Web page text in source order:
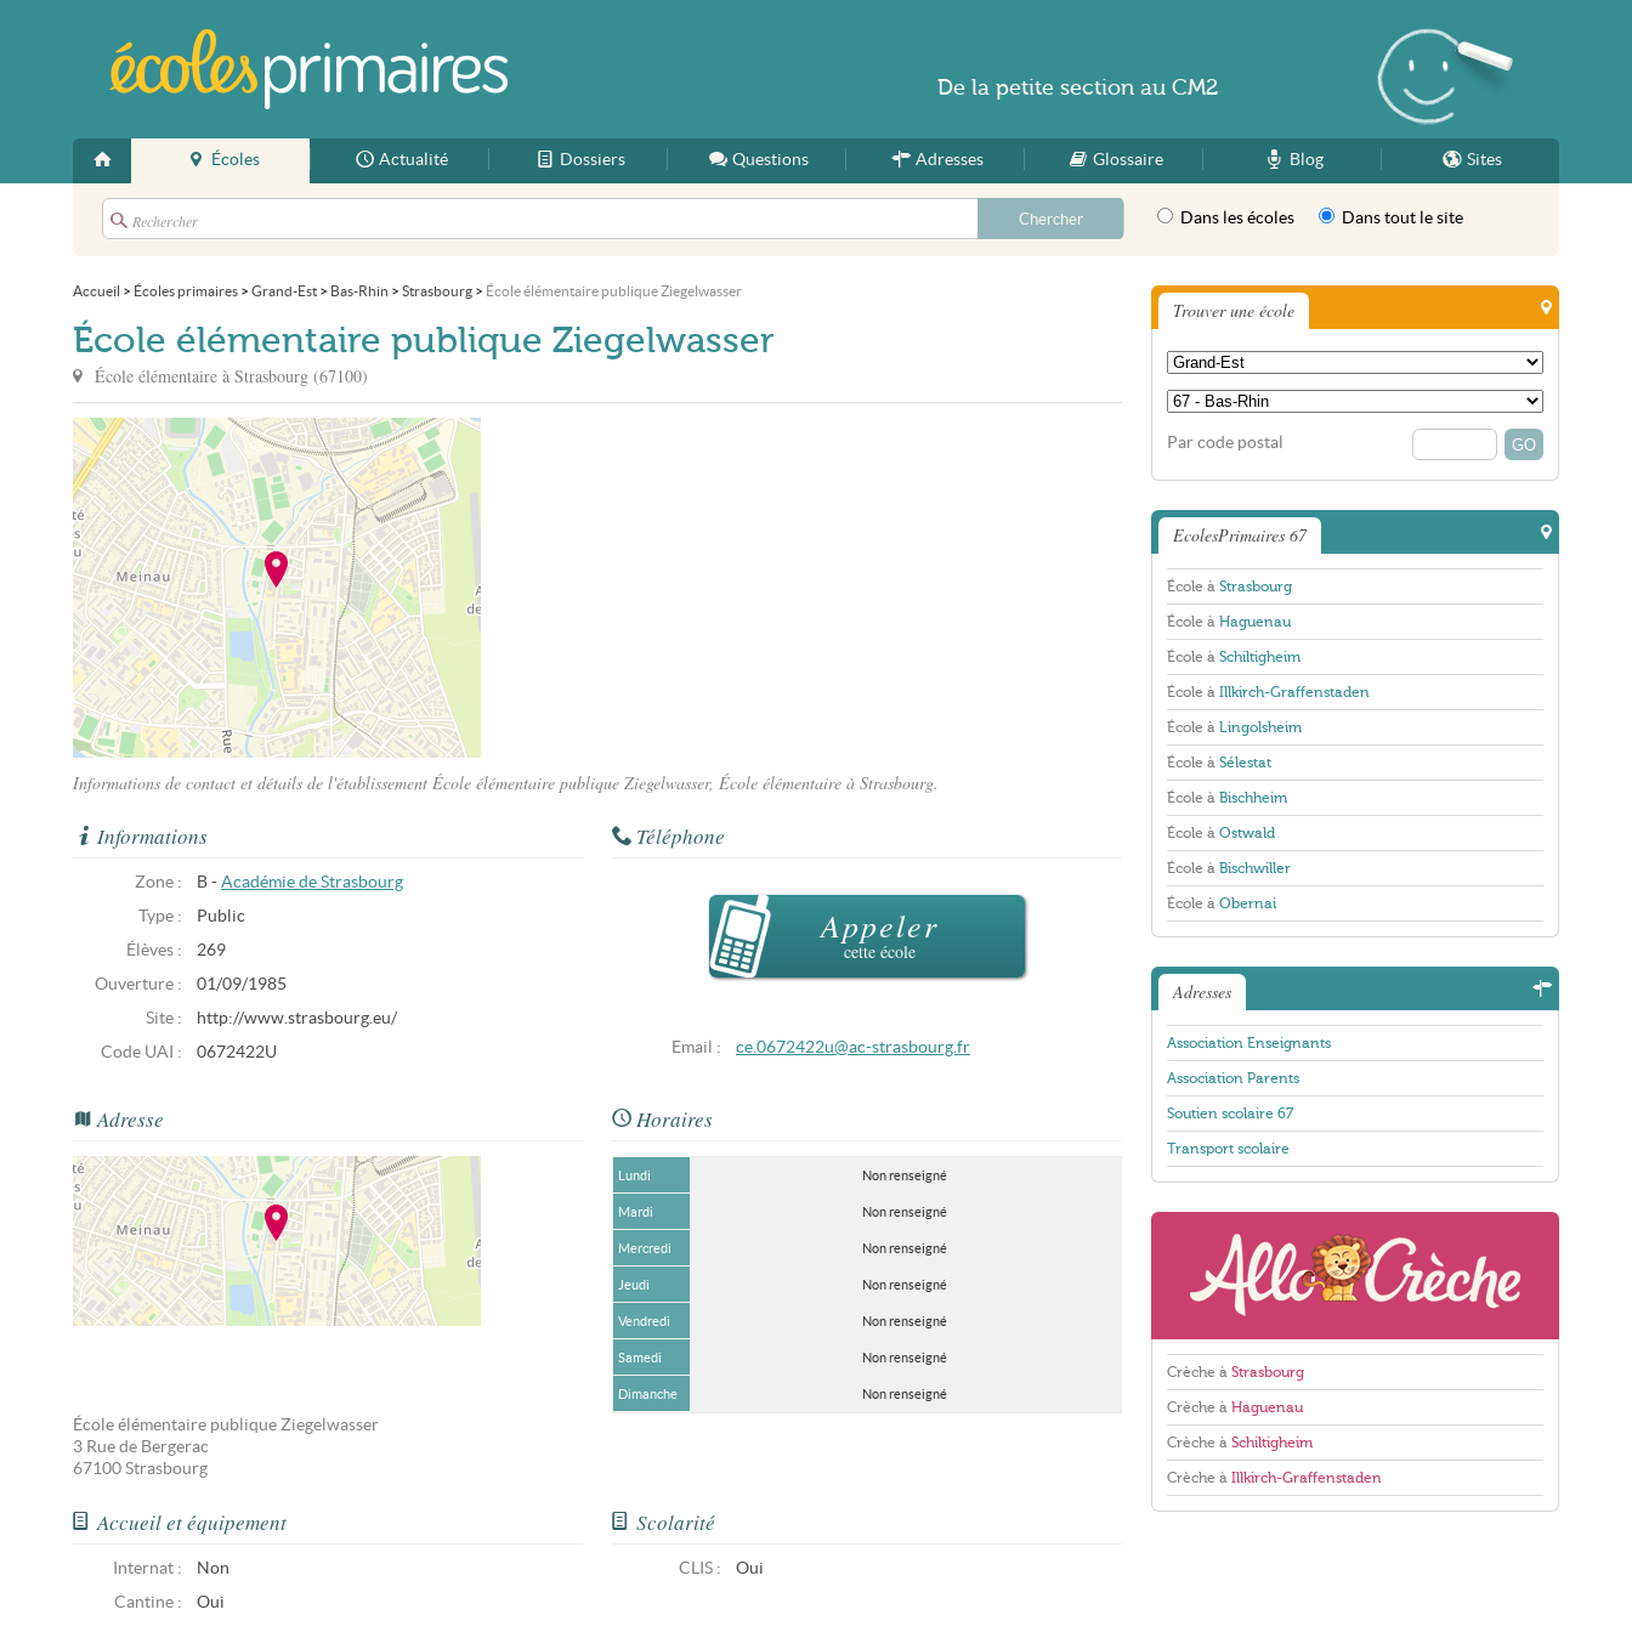
Accueil
Écoles Actualité Dossiers Questions Adresses Glossaire Blog Sites
Dans les écoles Dans tout le site
Accueil > Écoles primaires > Grand-Est > Bas-Rhin > Strasbourg > École élémentaire publique Ziegelwasser
École élémentaire publique Ziegelwasser
École élémentaire à Strasbourg (67100)
Informations de contact et détails de l'établissement École élémentaire publique Ziegelwasser, École élémentaire à Strasbourg.
Informations
Zone : B - Académie de Strasbourg
Type :
Public
Élèves :
269
Ouverture :
01/09/1985
Site :
http://www.strasbourg.eu/
Code UAI :
0672422U
Téléphone
Appeler
cette école
Email : ce.0672422u@ac-strasbourg.fr
Adresse
École élémentaire publique Ziegelwasser
3 Rue de Bergerac
67100 Strasbourg
Horaires
Lundi Non renseigné
Mardi Non renseigné
Mercredi Non renseigné
Jeudi Non renseigné
Vendredi Non renseigné
Samedi Non renseigné
Dimanche Non renseigné
Accueil et équipement
Internat :
Non
Cantine :
Oui
Scolarité
CLIS : Oui
Trouver une école
Par code postal
EcolesPrimaires 67
École à Strasbourg
École à Haguenau
École à Schiltigheim
École à Illkirch-Graffenstaden
École à Lingolsheim
École à Sélestat
École à Bischheim
École à Ostwald
École à Bischwiller
École à Obernai
Adresses
Association Enseignants
Association Parents
Soutien scolaire 67
Transport scolaire
Crèche à Strasbourg
Crèche à Haguenau
Crèche à Schiltigheim
Crèche à Illkirch-Graffenstaden
De la petite section au CM2